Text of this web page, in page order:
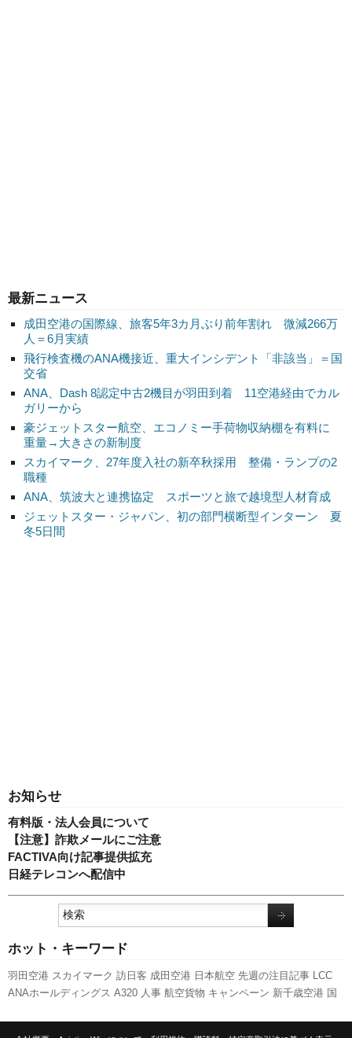
最新ニュース
成田空港の国際線、旅客5年3カ月ぶり前年割れ 微減266万
人＝6月実績
飛行検査機のANA機接近、重大インシデント「非該当」＝国
交省
ANA、Dash 8認定中古2機目が羽田到着 11空港経由でカル
ガリーから
豪ジェットスター航空、エコノミー手荷物収納棚を有料に
重量→大きさの新制度
スカイマーク、27年度入社の新卒秋採用 整備・ランプの2
職種
ANA、筑波大と連携協定 スポーツと旅で越境型人材育成
ジェットスター・ジャパン、初の部門横断型インターン 夏
冬5日間
お知らせ
有料版・法人会員について
【注意】詐欺メールにご注意
FACTIVA向け記事提供拡充
日経テレコンへ配信中
ホット・キーワード
羽田空港 スカイマーク 訪日客 成田空港 日本航空 先週の注目記事 LCC
ANAホールディングス A320 人事 航空貨物 キャンペーン 新千歳空港 国